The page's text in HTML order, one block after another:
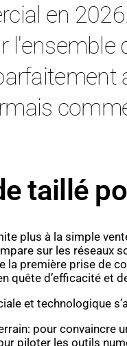
en
taillé
plus à la simple
sur les réseaux
la première prise de
quête d’efficacité et
et technologique
pour convaincre
piloter les outils